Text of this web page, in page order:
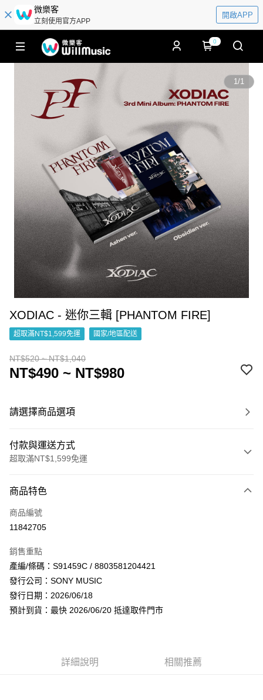
微樂客
立刻使用官方APP
開啟APP
0
1/1
XODIAC - 迷你三輯 [PHANTOM FIRE]
超取滿NT$1,599免運 國家/地區配送
NT$520 ~ NT$1,040
NT$490 ~ NT$980
請選擇商品選項
付款與運送方式
超取滿NT$1,599免運
信用卡一次付款
超商取貨付款
Apple Pay
街口支付
悠遊付
【關於「AFTEE先享後付」】
AFTEE先享後付是「在收到商品之後才付款」的支付方式。 讓您購物簡單
商品特色
商品編號
11842705
銷售重點
產編/條碼：S91459C / 8803581204421
發行公司：SONY MUSIC
發行日期：2026/06/18
預計到貨：最快 2026/06/20 抵達取件門市
詳細說明 相關推薦